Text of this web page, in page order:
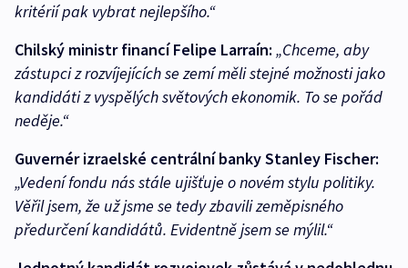
kritérií pak vybrat nejlepšího.“
Chilský ministr financí Felipe Larraín: „Chceme, aby
zástupci z rozvíjejících se zemí měli stejné možnosti jako
kandidáti z vyspělých světových ekonomik. To se pořád
neděje.“
Guvernér izraelské centrální banky Stanley Fischer:
„Vedení fondu nás stále ujišťuje o novém stylu politiky.
Věřil jsem, že už jsme se tedy zbavili zeměpisného
předurčení kandidátů. Evidentně jsem se mýlil.“